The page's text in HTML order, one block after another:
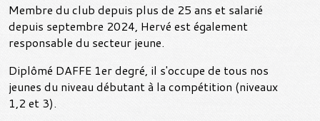
Membre du club depuis plus de 25 ans et salarié
depuis septembre 2024, Hervé est également
responsable du secteur jeune.
Diplômé DAFFE 1er degré, il s'occupe de tous nos
jeunes du niveau débutant à la compétition (niveaux
1,2 et 3).